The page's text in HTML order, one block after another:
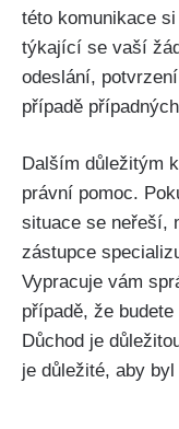
této komunikace
týkající se vaší
odeslání,
případě
Dalším důležitým
právní pomoc.
situace se neřeší,
zástupce
Vypracuje vám
případě, že
Důchod je
je důležité, aby